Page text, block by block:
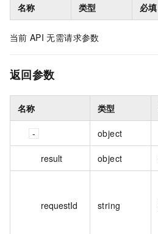
名称 类型 必填
当前 API 无需请求参数
返回参数
名称 类型
object
result object
requestId string